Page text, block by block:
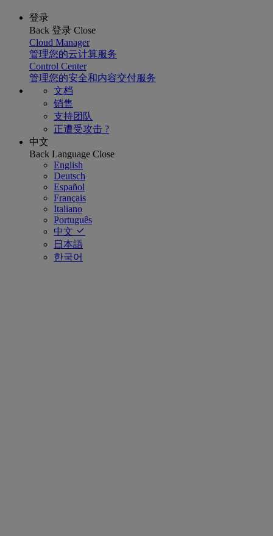
登录
Back 登录 Close
Cloud Manager
管理您的云计算服务
Control Center
管理您的安全和内容交付服务
文档
销售
支持团队
正遭受攻击 ?
中文
Back Language Close
English
Deutsch
Español
Français
Italiano
Português
中文
日本語
한국어